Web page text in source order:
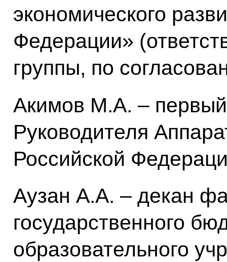
экономического
Федерации»
группы, по
Акимов М.А. – первый
Руководителя
Российской
Аузан А.А. – декан
государственного
образовательного